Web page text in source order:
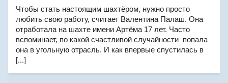
Чтобы стать настоящим шахтёром, нужно просто
любить свою работу, считает Валентина Палаш. Она
отработала на шахте имени Артёма 17 лет. Часто
вспоминает, по какой счастливой случайности попала
она в угольную отрасль. И как впервые спустилась в
[...]